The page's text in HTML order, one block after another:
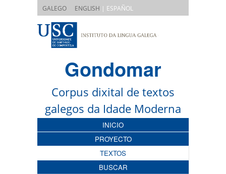
GALEGO ENGLISH | ESPAÑOL
Gondomar
Corpus dixital de textos
galegos da Idade Moderna
INICIO
PROYECTO
TEXTOS
BUSCAR